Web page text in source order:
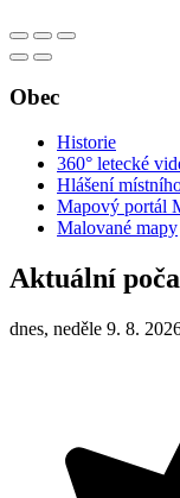
Obec
Historie
360° letecké
Hlášení
Mapový portál
Malované mapy
Aktuální
dnes, neděle 9. 8.